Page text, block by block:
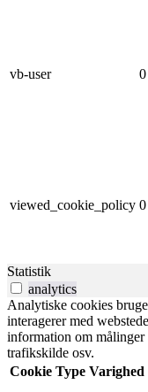
vb-user 0
viewed_cookie_policy 0
Statistik
analytics
Analytiske cookies
interagerer med
information om målinger
trafikskilde osv.
Cookie Type Varighed